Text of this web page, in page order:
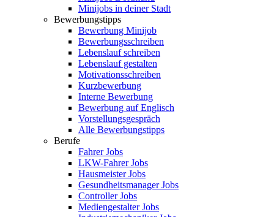
Minijobs in deiner Stadt
Bewerbungstipps
Bewerbung Minijob
Bewerbungsschreiben
Lebenslauf schreiben
Lebenslauf gestalten
Motivationsschreiben
Kurzbewerbung
Interne Bewerbung
Bewerbung auf Englisch
Vorstellungsgespräch
Alle Bewerbungstipps
Berufe
Fahrer Jobs
LKW-Fahrer Jobs
Hausmeister Jobs
Gesundheitsmanager Jobs
Controller Jobs
Mediengestalter Jobs